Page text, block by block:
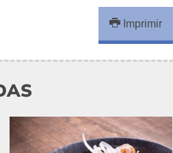
Imprimir